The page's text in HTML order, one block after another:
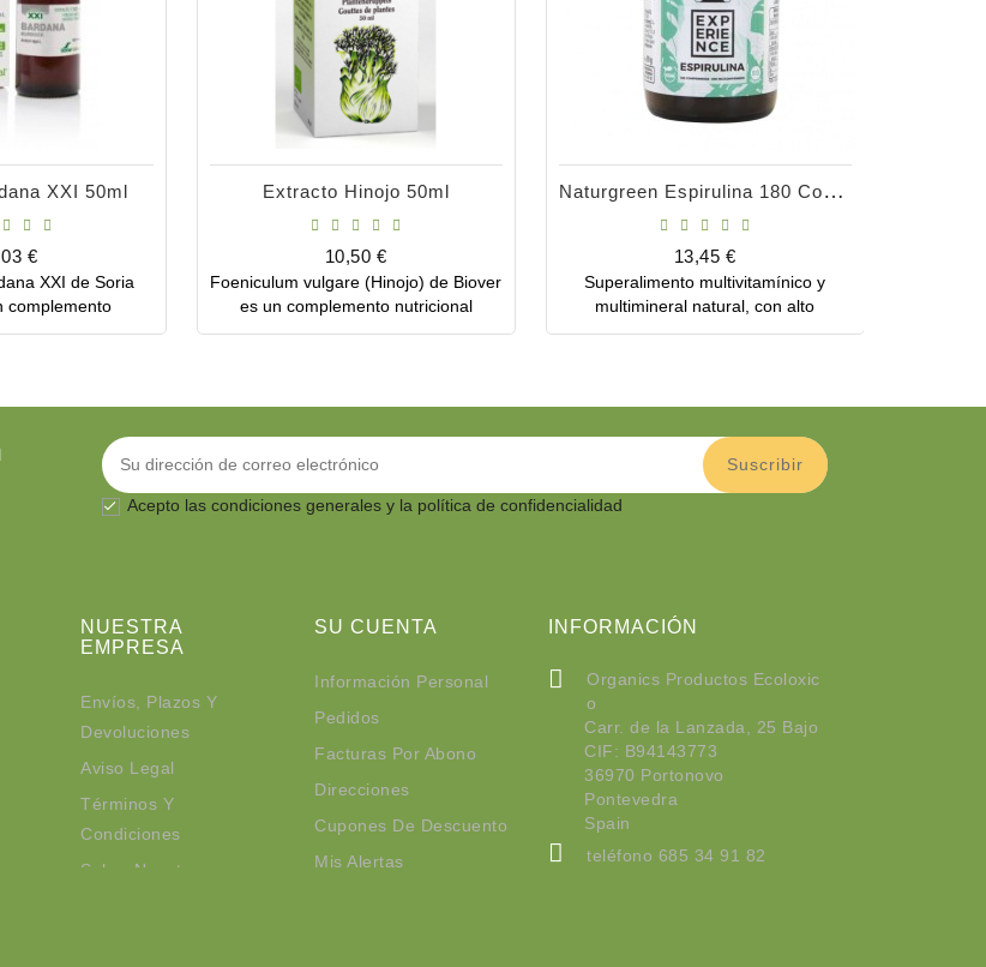
XXI 50ml
€
XXI de Soria
complemento
posee efectos
Extracto Hinojo 50ml
Precio
10,50 €
Foeniculum vulgare (Hinojo) de Biover
es un complemento nutricional
indicado para favorecer la digestión y
Comprar
Naturgreen Espirulina 180 Comprimidos
Precio
13,45 €
Superalimento multivitamínico y
multimineral natural, con alto
contenido en proteinas
Comprar
 Acepto las condiciones generales y la política de confidencialidad
NUESTRA
EMPRESA
Envíos, Plazos Y
Devoluciones
Aviso Legal
Términos Y
Condiciones
Sobre Nosotros
SU CUENTA
Información Personal
Pedidos
Facturas Por Abono
Direcciones
Cupones De Descuento
Mis Alertas
INFORMACIÓN
Organics Productos Ecoloxic
o
Carr. de la Lanzada, 25 Bajo
CIF: B94143773
36970 Portonovo
Pontevedra
Spain
teléfono 685 34 91 82